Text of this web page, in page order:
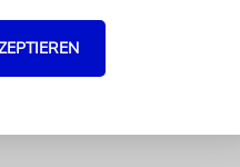
Summe von
weitere Strafen